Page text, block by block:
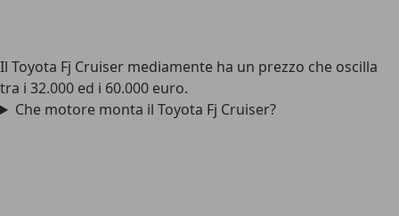
Il Toyota Fj Cruiser mediamente ha un prezzo che oscilla
tra i 32.000 ed i 60.000 euro.
Che motore monta il Toyota Fj Cruiser?